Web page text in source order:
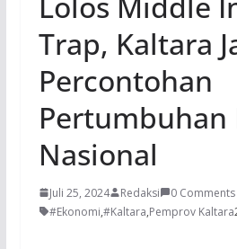
Trap, Kaltara
Percontohan
Pertumbuhan
Nasional
Juli 25, 2024 Redaksi
0 Comments
#Ekonomi,#Kaltara,Pemprov Kaltara